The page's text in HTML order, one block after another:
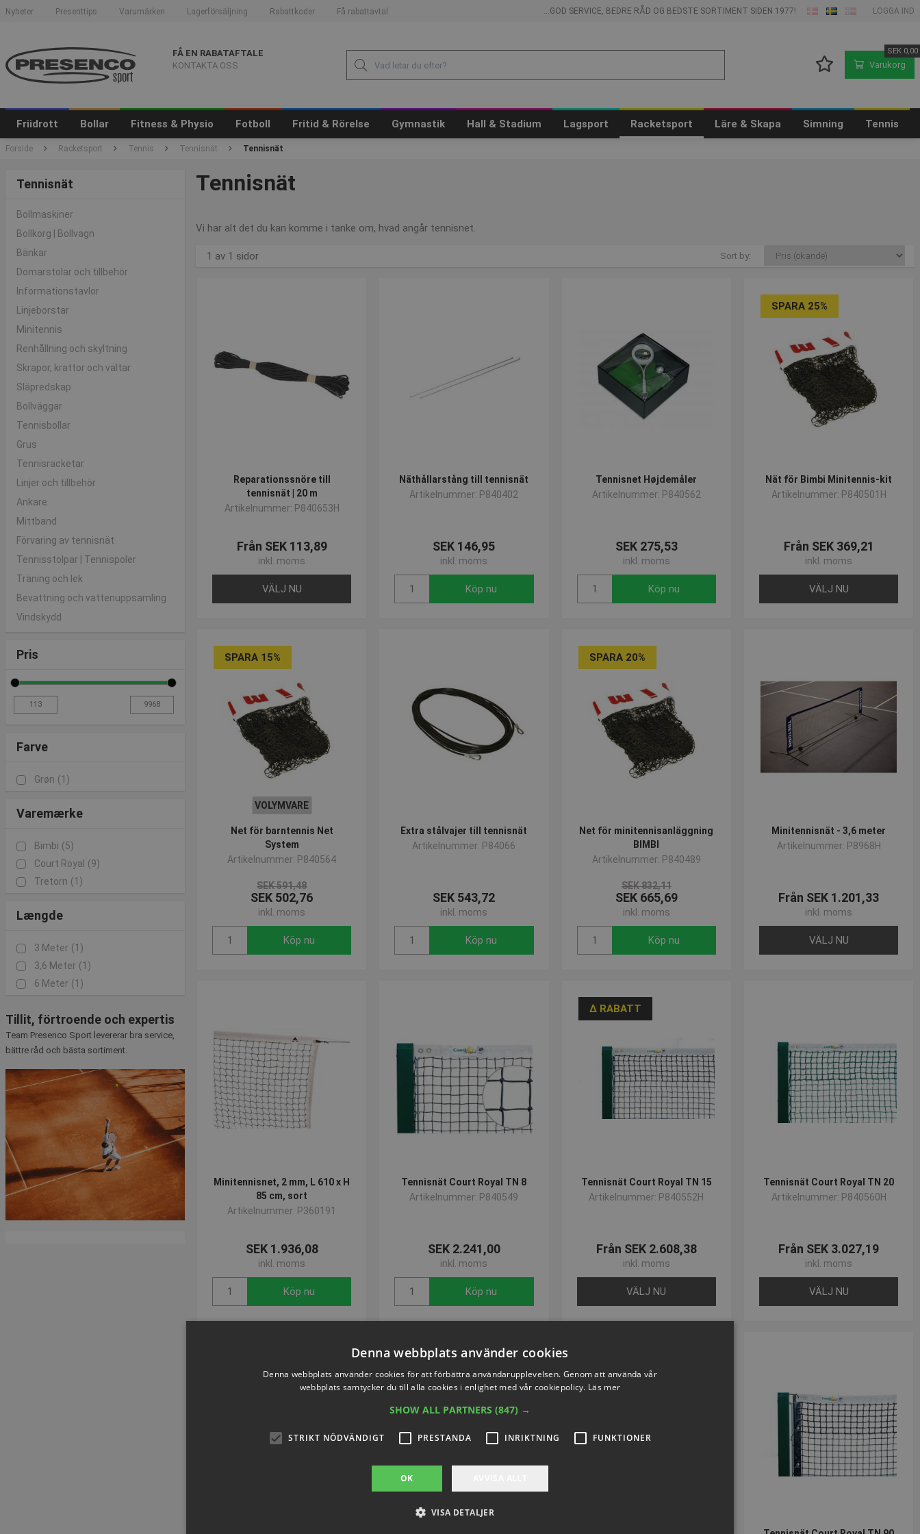
Nyheter Presenttips Varumärken Lagerförsäljning Rabattkoder Få rabattavtal ...GOD SERVICE, BEDRE RÅD OG BEDSTE SORTIMENT SIDEN 1977! LOGGA IND
FÅ EN RABATAFTALE
KONTAKTA OSS
Varukorg
SEK0,00
Friidrott Bollar Fitness & Physio Fotboll Fritid & Rörelse Gymnastik Hall & Stadium Lagsport Racketsport Läre & Skapa Simning Tennis
Forside Racketsport Tennis Tennisnät Tennisnät
Tennisnät
Bollmaskiner
Bollkorg | Bollvagn
Bänkar
Domarstolar och tillbehör
Informationstavlor
Linjeborstar
Minitennis
Renhållning och skyltning
Skrapor, krattor och vältar
Släpredskap
Bollväggar
Tennisbollar
Grus
Tennisracketar
Linjer och tillbehör
Ankare
Mittband
Förvaring av tennisnät
Tennisstolpar | Tennispoler
Träning och lek
Bevattning och vattenuppsamling
Vindskydd
Pris
Farve
Grøn (1)
Varemærke
Bimbi (5)
Court Royal (9)
Tretorn (1)
Længde
3 Meter (1)
3,6 Meter (1)
6 Meter (1)
Tillit, förtroende och expertis
Team Presenco Sport levererar bra service,
bättre råd och bästa sortiment.
Tennisnät
Vi har alt det du kan komme i tanke om, hvad angår tennisnet.
1 av 1 sidor Sort by:
Reparationssnöre till
tennisnät | 20 m
Artikelnummer: P840653H
Från SEK 113,89
inkl. moms
VÄLJ NU
Näthållarstång till tennisnät
Artikelnummer: P840402
SEK 146,95
inkl. moms
Köp nu
Tennisnet Højdemåler
Artikelnummer: P840562
SEK 275,53
inkl. moms
Köp nu
SPARA 25%
Nät för Bimbi Minitennis-kit
Artikelnummer: P840501H
Från SEK 369,21
inkl. moms
VÄLJ NU
VOLYMVARE
SPARA 15%
Net för barntennis Net
System
Artikelnummer: P840564
SEK 591,48
SEK 502,76
inkl. moms
Köp nu
Extra stålvajer till tennisnät
Artikelnummer: P84066
SEK 543,72
inkl. moms
Köp nu
SPARA 20%
Net för minitennisanläggning
BIMBI
Artikelnummer: P840489
SEK 832,11
SEK 665,69
inkl. moms
Köp nu
Minitennisnät - 3,6 meter
Artikelnummer: P8968H
Från SEK 1.201,33
inkl. moms
VÄLJ NU
Minitennisnet, 2 mm, L 610 x H
85 cm, sort
Artikelnummer: P360191
SEK 1.936,08
inkl. moms
Köp nu
Tennisnät Court Royal TN 8
Artikelnummer: P840549
SEK 2.241,00
inkl. moms
Köp nu
∆ RABATT
Tennisnät Court Royal TN 15
Artikelnummer: P840552H
Från SEK 2.608,38
inkl. moms
VÄLJ NU
Tennisnät Court Royal TN 20
Artikelnummer: P840560H
Från SEK 3.027,19
inkl. moms
VÄLJ NU
Denna webbplats använder cookies
Denna webbplats använder cookies för att förbättra användarupplevelsen. Genom att använda vår
webbplats samtycker du till alla cookies i enlighet med vår cookiepolicy. Läs mer
SHOW ALL PARTNERS (847) →
STRIKT NÖDVÄNDIGT PRESTANDA INRIKTNING FUNKTIONER
OK
VISA DETALJER